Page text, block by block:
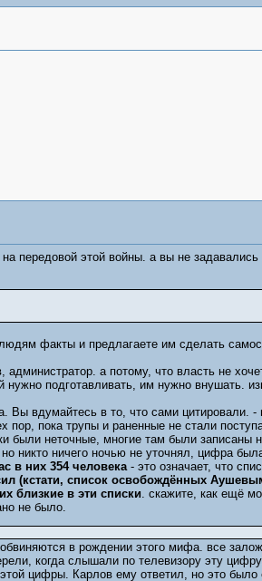
передовой этой войны. а вы не
факты и предлагаете им сделать
а потому, что власть не
подготавливать, им нужно внушать.
Вы вдумайтесь в то, что сами цитировали. -
пор, пока трупы и раненные не стали
были неточные, многие там были записаны
никто ничего ночью не уточнял, цифра
в них 354 человека- это означает, что
(кстати, список освобождённых
близкие в эти списки. скажите, как ещё
не было.
в рождении этого мифа. все
когда слышали по телевизору эту
цифры. Карлов ему ответил, но это было